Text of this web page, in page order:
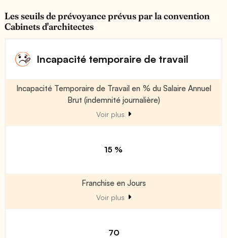
Les seuils de prévoyance prévus par la convention
Cabinets d'architectes
Incapacité temporaire de travail
Incapacité Temporaire de Travail en % du Salaire Annuel
Brut (indemnité journalière)
Voir plus
15 %
Franchise en Jours
Voir plus
70